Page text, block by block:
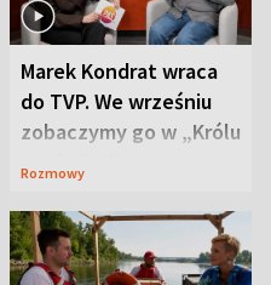
Marek Kondrat wraca
do TVP. We wrześniu
zobaczymy go w „Królu
Maciusiu I”
Rozmowy